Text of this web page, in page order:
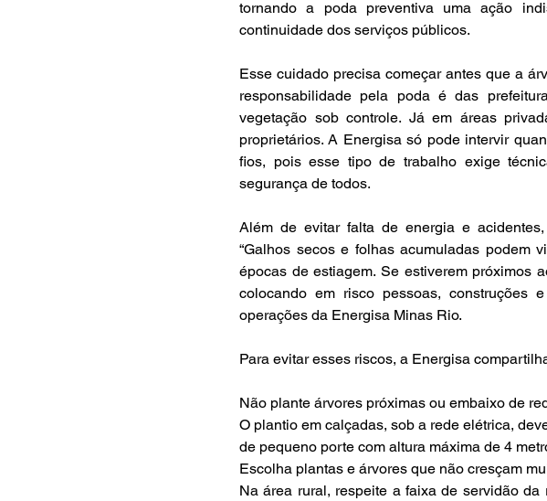
tornando a poda preventiva uma ação
continuidade dos serviços públicos.
Esse cuidado precisa começar antes que a
responsabilidade pela poda é das
vegetação sob controle. Já em áreas
proprietários. A Energisa só pode intervir
fios, pois esse tipo de trabalho exige
segurança de todos.
Além de evitar falta de energia e
“Galhos secos e folhas acumuladas podem
épocas de estiagem. Se estiverem próximos
colocando em risco pessoas, construções
operações da Energisa Minas Rio.
Para evitar esses riscos, a Energisa
Não plante árvores próximas ou embaixo de
O plantio em calçadas, sob a rede elétrica,
de pequeno porte com altura máxima de 4
Escolha plantas e árvores que não cresçam
Na área rural, respeite a faixa de servidão